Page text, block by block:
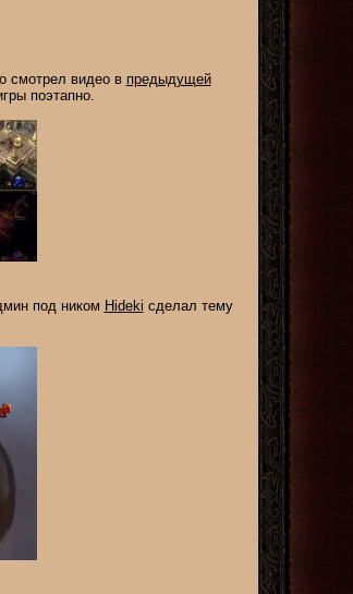
смотрел видео в предыдущей
поэтапно.
под ником Hideki сделал тему